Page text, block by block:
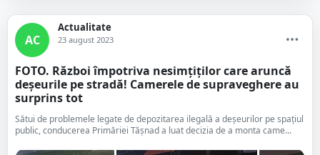
AC
Actualitate
23 august 2023
FOTO. Război împotriva nesimțiților care aruncă
deșeurile pe stradă! Camerele de supraveghere au
surprins tot
Sătui de problemele legate de depozitarea ilegală a deșeurilor pe spațiul
public, conducerea Primăriei Tășnad a luat decizia de a monta came...